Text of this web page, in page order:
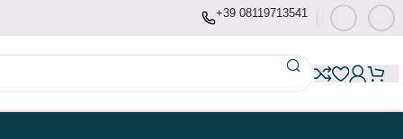
+39 08119713541